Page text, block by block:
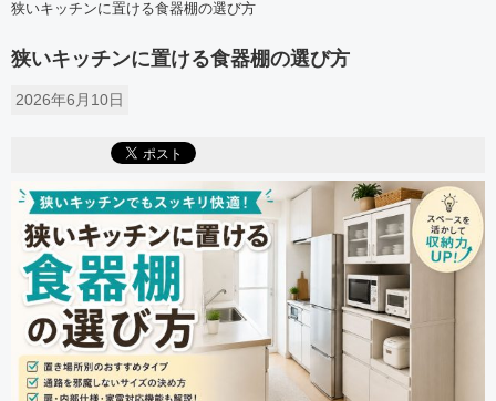
狭いキッチンに置ける食器棚の選び方
狭いキッチンに置ける食器棚の選び方
2026年6月10日